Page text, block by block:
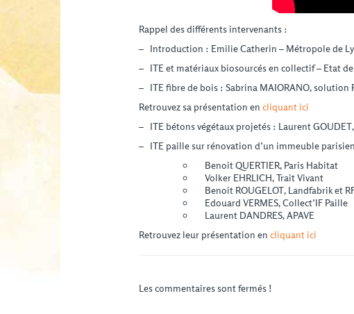
Rappel des différents intervenants :
– Introduction : Emilie Catherin – Métropole de
– ITE et matériaux biosourcés en collectif – Etat
– ITE fibre de bois : Sabrina MAIORANO, solution
Retrouvez sa présentation en cliquant ici
– ITE bétons végétaux projetés : Laurent
– ITE paille sur rénovation d’un immeuble
Benoit QUERTIER, Paris Habitat
Volker EHRLICH, Trait Vivant
Benoit ROUGELOT, Landfabrik et
Edouard VERMES, Collect’IF Paille
Laurent DANDRES, APAVE
Retrouvez leur présentation en cliquant ici
Les commentaires sont fermés !